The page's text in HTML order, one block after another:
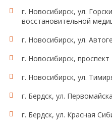
г. Новосибирск, ул.
восстановительной
г. Новосибирск, ул.
г. Новосибирск,
г. Новосибирск, ул.
г. Бердск, ул.
г. Бердск, ул. Красная